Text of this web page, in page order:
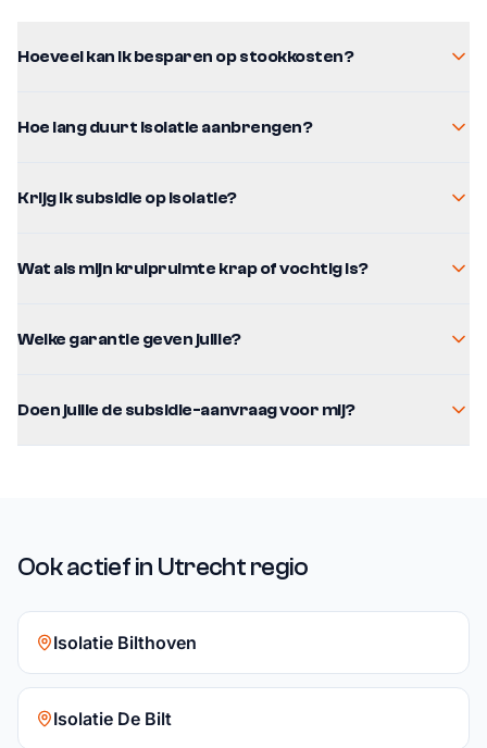
Hoeveel kan ik besparen op stookkosten?
Hoe lang duurt isolatie aanbrengen?
Krijg ik subsidie op isolatie?
Wat als mijn kruipruimte krap of vochtig is?
Welke garantie geven jullie?
Doen jullie de subsidie-aanvraag voor mij?
Ook actief in Utrecht regio
Isolatie Bilthoven
Isolatie De Bilt